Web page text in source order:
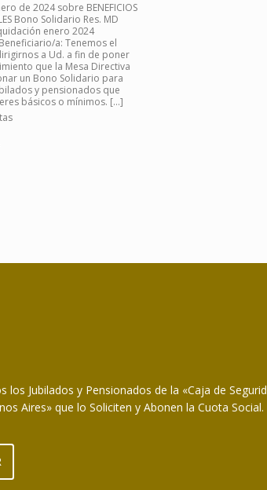
de 2024 sobre BENEFICIOS
Bono Solidario Res. MD
enero 2024
a: Tenemos el
a Ud. a fin de poner
que la Mesa Directiva
un Bono Solidario para
y pensionados que
básicos o mínimos. […]
los Jubilados y Pensionados de la «Caja de
Aires» que lo Soliciten y Abonen la Cuota Social.